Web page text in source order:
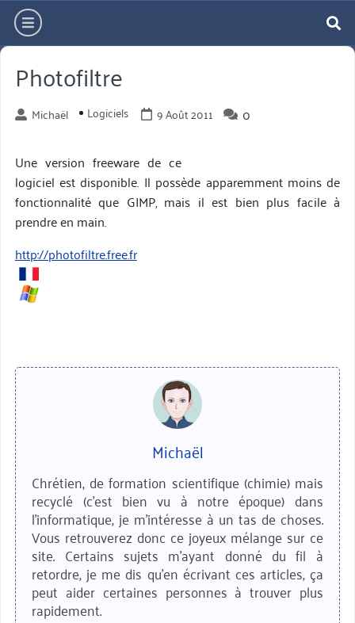
Aller
directement
au
contenu
hamburger
Photofiltre
Michaël Logiciels 9 Août 2011 0
Une version freeware de ce
logiciel est disponible. Il possède apparemment moins de
fonctionnalité que GIMP, mais il est bien plus facile à
prendre en main.
http://photofiltre.free.fr
Michaël
Chrétien, de formation scientifique (chimie) mais
recyclé (c'est bien vu à notre époque) dans
l'informatique, je m'intéresse à un tas de choses.
Vous retrouverez donc ce joyeux mélange sur ce
site. Certains sujets m'ayant donné du fil à
retordre, je me dis qu'en écrivant ces articles, ça
peut aider certaines personnes à trouver plus
rapidement.